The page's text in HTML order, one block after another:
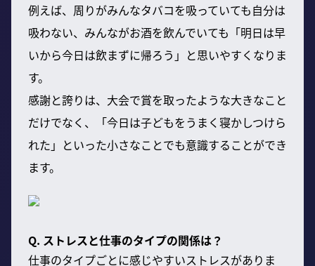
例えば、周りがみんなタバコを吸っていても自分は
吸わない、みんながお酒を飲んでいても「明日は早
いから今日は飲まずに帰ろう」と思いやすくなりま
す。
感謝と誇りは、大会で賞を取ったような大きなこと
だけでなく、「今日は子どもをうまく寝かしつけら
れた」といった小さなことでも意識することができ
ます。
Q. ストレスと仕事のタイプの関係は？
仕事のタイプごとに感じやすいストレスがありま